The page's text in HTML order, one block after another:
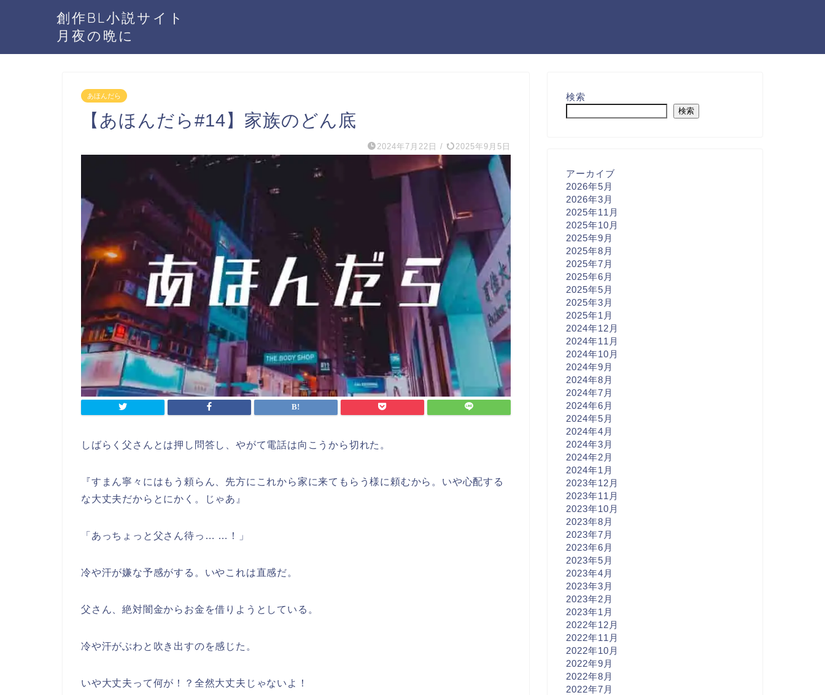
創作BL小説サイト
月夜の晩に
あほんだら
【あほんだら#14】家族のどん底
2024年7月22日 / 2025年9月5日
しばらく父さんとは押し問答し、やがて電話は向こうから切れた。
『すまん寧々にはもう頼らん、先方にこれから家に来てもらう様に頼むから。いや心配する
な大丈夫だからとにかく。じゃあ』
「あっちょっと父さん待っ… …！」
冷や汗が嫌な予感がする。いやこれは直感だ。
父さん、絶対闇金からお金を借りようとしている。
冷や汗がぶわと吹き出すのを感じた。
いや大丈夫って何が！？全然大丈夫じゃないよ！
検索
検索
アーカイブ
2026年5月
2026年3月
2025年11月
2025年10月
2025年9月
2025年8月
2025年7月
2025年6月
2025年5月
2025年3月
2025年1月
2024年12月
2024年11月
2024年10月
2024年9月
2024年8月
2024年7月
2024年6月
2024年5月
2024年4月
2024年3月
2024年2月
2024年1月
2023年12月
2023年11月
2023年10月
2023年8月
2023年7月
2023年6月
2023年5月
2023年4月
2023年3月
2023年2月
2023年1月
2022年12月
2022年11月
2022年10月
2022年9月
2022年8月
2022年7月